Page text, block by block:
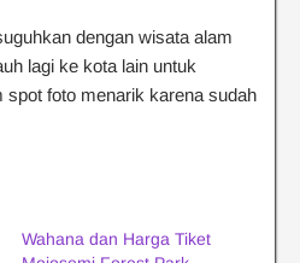
dengan wisata alam
lagi ke kota lain untuk
foto menarik karena sudah
Wahana dan Harga Tiket